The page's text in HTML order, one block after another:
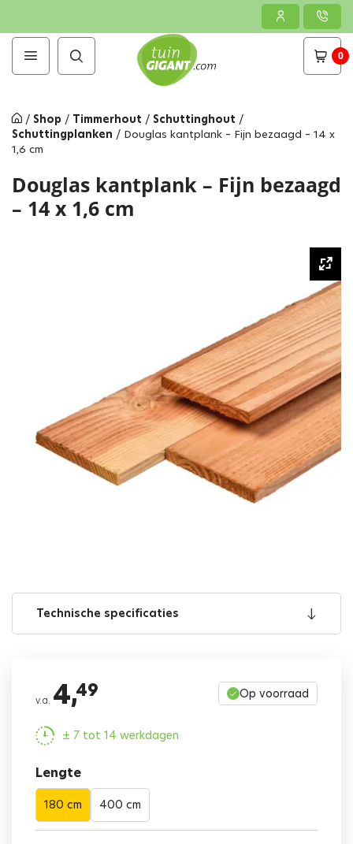
0
/ Shop / Timmerhout / Schuttinghout /
Schuttingplanken / Douglas kantplank – Fijn bezaagd – 14 x
1,6 cm
Douglas kantplank – Fijn bezaagd
– 14 x 1,6 cm
Technische specificaties
v.a. 4,49 Op voorraad
± 7 tot 14 werkdagen
Lengte
180 cm 400 cm